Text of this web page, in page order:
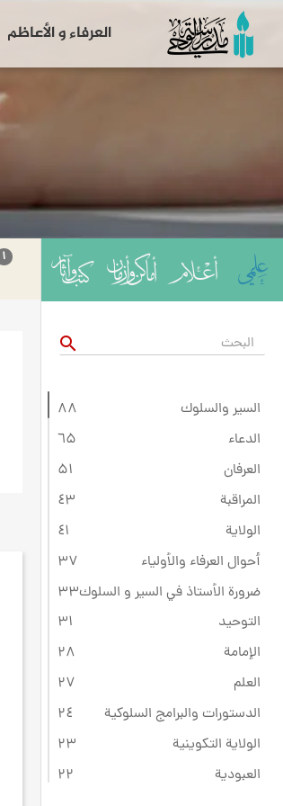
العرفاء و الأعاظم
search
السير والسلوك
۸۸
الدعاء
٦۵
العرفان
۵۱
المراقبة
٤۳
الولاية
٤۱
أحوال العرفاء والأولياء
۳۷
ضرورة الأستاذ في السير و السلوك۳۳
التوحيد
۳۱
الإمامة
۲۸
العلم
۲۷
الدستورات والبرامج السلوكية
۲٤
الولاية التكوينية
۲۳
العبودية
۲۲
۱